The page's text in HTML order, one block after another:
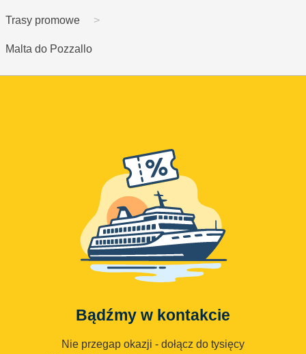
Trasy promowe
Malta do Pozzallo
Bądźmy w kontakcie
Nie przegap okazji - dołącz do tysięcy